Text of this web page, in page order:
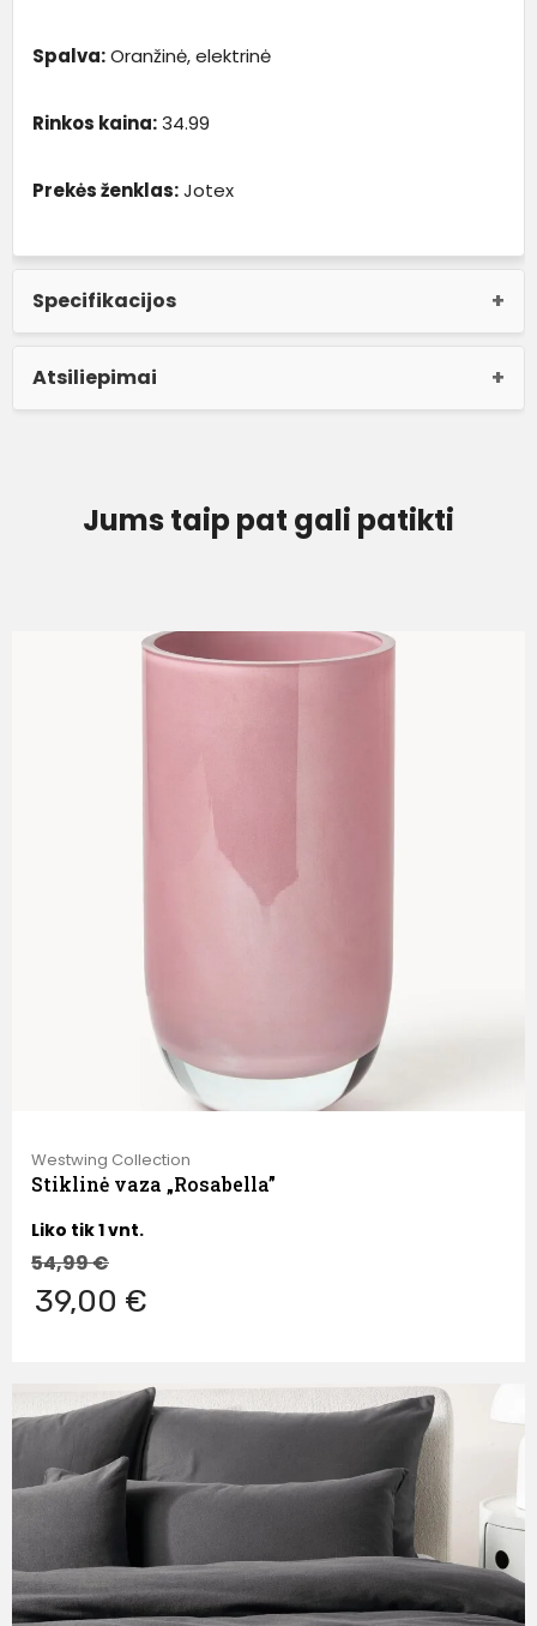
Spalva:Oranžinė, elektrinė
Rinkos kaina:34.99
Prekės ženklas:Jotex
Specifikacijos
Atsiliepimai
Jums taip pat gali patikti
Westwing Collection
Stiklinė vaza „Rosabella”
Liko tik 1 vnt.
54,99€
39,00 €